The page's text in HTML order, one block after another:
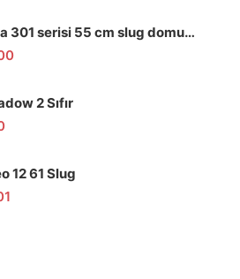
Beratta 301 serisi 55 cm slug domuz tüfeği
2 Sıfır
12 61 Slug